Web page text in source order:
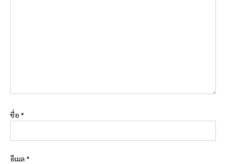
ชื่อ *
อีเมล *